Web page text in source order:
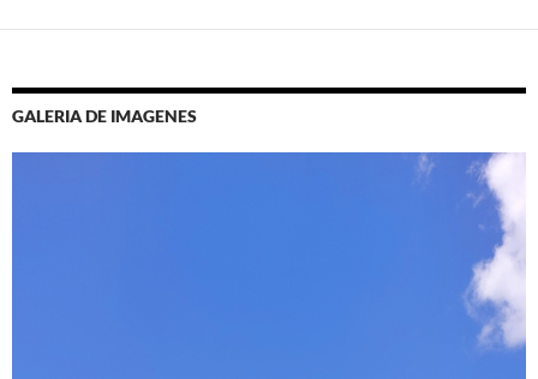
GALERIA DE IMAGENES